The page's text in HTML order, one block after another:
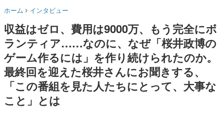
ゲーム世代の作家たち
ゲームに多大な影響を受けた作家さんに取材し、ゲームが
日本のコンテンツ産業やカルチャーに与えた影響を探る企
画です。
日本モバイルゲーム産業史
日本のモバイルゲーム史における主要なトピック・タイト
ルを網羅するほか、開発者へのインタビューや識者による
解説を掲載。約20年の歴史が一望できる決定版！
若ゲのいたり〜ゲームクリエイターの青春〜
『うつヌケ』『ペンと箸』等で知られるマンガ家・田中圭
一先生によるゲーム業界レポートマンガです。
なじみの緩衝材が会社の名前に
ホーム インタビュー
収益はゼロ、費用は9000万、もう完全にボ
ランティア……なのに、なぜ「桜井政博の
ゲーム作るには」を作り続けられたのか。
最終回を迎えた桜井さんにお聞きする、
「この番組を見た人たちにとって、大事な
こと」とは